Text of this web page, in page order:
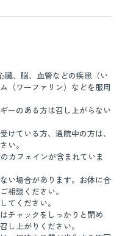
臓、脳、血管などの疾患（い
（ワーファリン）などを服用
ーのある方は召し上がらない
けている方、通院中の方は、
い。
カフェインが含まれていま
い場合があります。お体に合
相談ください。
てください。
チャックをしっかりと閉め
し上がりください。